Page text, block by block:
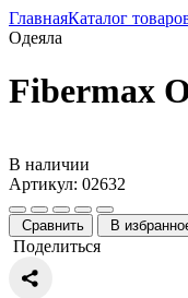
ГлавнаяКаталог
Одеяла
Fibermax
В наличии
Артикул: 02632
Сравнить В
Поделиться